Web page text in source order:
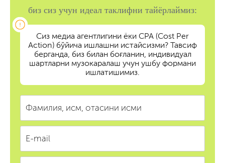
биз сиз учун идеал таклифни тайёрлаймиз:
Сиз медиа агентлигини ёки CPA (Cost Per
Action) бўйича ишлашни истайсизми? Тавсиф
берганда, биз билан боғланин, индивидуал
шартларни музокаралаш учун ушбу формани
ишлатишимиз.